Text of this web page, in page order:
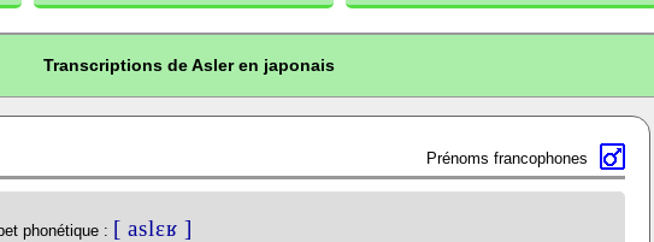
Transcriptions de Asler en japonais
Prénoms francophones
phonétique : [ aslɛʁ ]